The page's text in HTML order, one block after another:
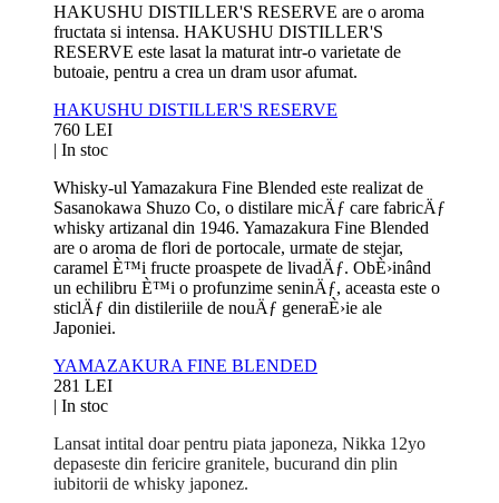
HAKUSHU DISTILLER'S RESERVE are o aroma
fructata si intensa. HAKUSHU DISTILLER'S
RESERVE este lasat la maturat intr-o varietate de
butoaie, pentru a crea un dram usor afumat.
HAKUSHU DISTILLER'S RESERVE
760 LEI
| In stoc
Whisky-ul Yamazakura Fine Blended este realizat de
Sasanokawa Shuzo Co, o distilare micÄƒ care fabricÄƒ
whisky artizanal din 1946. Yamazakura Fine Blended
are o aroma de flori de portocale, urmate de stejar,
caramel È™i fructe proaspete de livadÄƒ. ObÈ›inând
un echilibru È™i o profunzime seninÄƒ, aceasta este o
sticlÄƒ din distileriile de nouÄƒ generaÈ›ie ale
Japoniei.
YAMAZAKURA FINE BLENDED
281 LEI
| In stoc
Lansat intital doar pentru piata japoneza, Nikka 12yo
depaseste din fericire granitele, bucurand din plin
iubitorii de whisky japonez.